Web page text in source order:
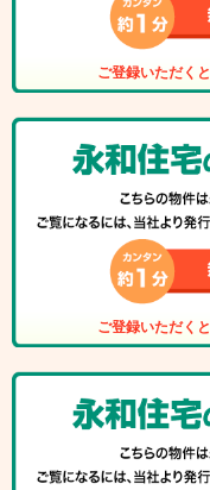
ご登録いただくと
ご登録いただくと